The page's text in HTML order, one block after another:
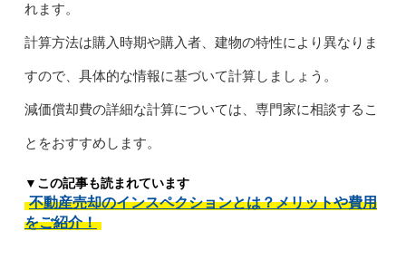
れます。
計算方法は購入時期や購入者、建物の特性により異なりま
すので、具体的な情報に基づいて計算しましょう。
減価償却費の詳細な計算については、専門家に相談するこ
とをおすすめします。
▼この記事も読まれています
不動産売却のインスペクションとは？メリットや費用
をご紹介！